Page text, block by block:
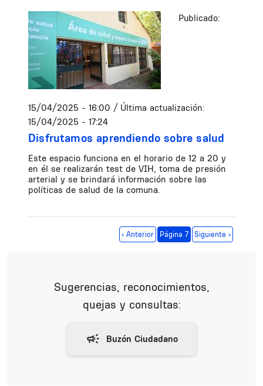
Publicado:
15/04/2025 - 16:00 / Última actualización:
15/04/2025 - 17:24
Disfrutamos aprendiendo sobre salud
Este espacio funciona en el horario de 12 a 20 y
en él se realizarán test de VIH, toma de presión
arterial y se brindará información sobre las
políticas de salud de la comuna.
Página anterior
‹ Anterior Página 7 Siguiente página
Siguiente ›
Sugerencias, reconocimientos,
quejas y consultas: